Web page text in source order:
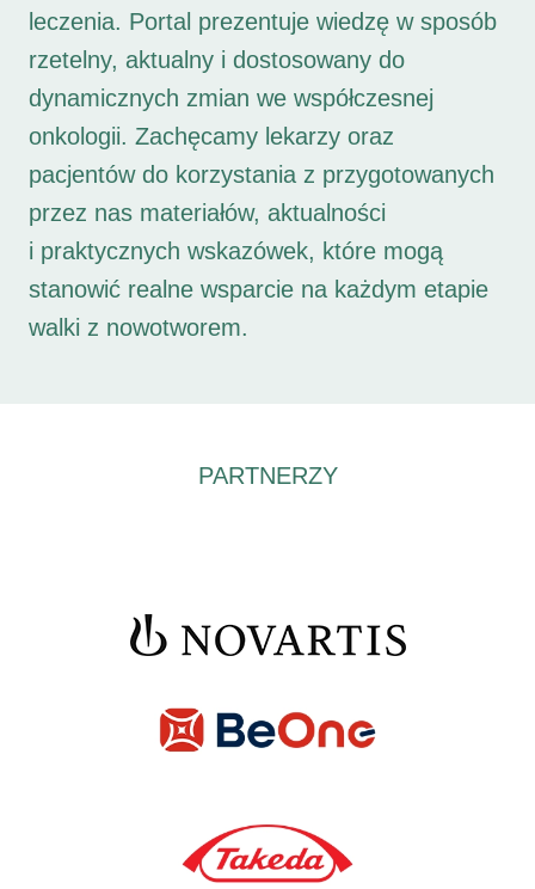
leczenia. Portal prezentuje wiedzę w sposób
rzetelny, aktualny i dostosowany do
dynamicznych zmian we współczesnej
onkologii. Zachęcamy lekarzy oraz
pacjentów do korzystania z przygotowanych
przez nas materiałów, aktualności
i praktycznych wskazówek, które mogą
stanowić realne wsparcie na każdym etapie
walki z nowotworem.
PARTNERZY